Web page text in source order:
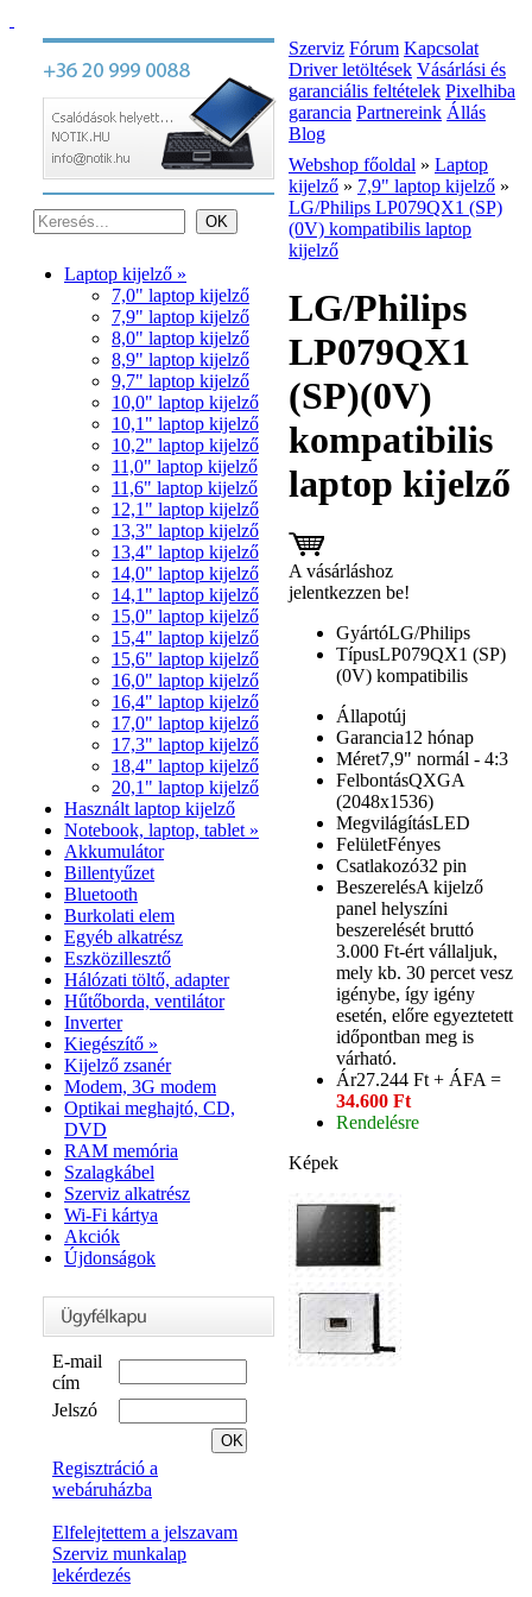
Laptop kijelző »
7,0" laptop kijelző
7,9" laptop kijelző
8,0" laptop kijelző
8,9" laptop kijelző
9,7" laptop kijelző
10,0" laptop kijelző
10,1" laptop kijelző
10,2" laptop kijelző
11,0" laptop kijelző
11,6" laptop kijelző
12,1" laptop kijelző
13,3" laptop kijelző
13,4" laptop kijelző
14,0" laptop kijelző
14,1" laptop kijelző
15,0" laptop kijelző
15,4" laptop kijelző
15,6" laptop kijelző
16,0" laptop kijelző
16,4" laptop kijelző
17,0" laptop kijelző
17,3" laptop kijelző
18,4" laptop kijelző
20,1" laptop kijelző
Használt laptop kijelző
Notebook, laptop, tablet »
Akkumulátor
Billentyűzet
Bluetooth
Burkolati elem
Egyéb alkatrész
Eszközillesztő
Hálózati töltő, adapter
Hűtőborda, ventilátor
Inverter
Kiegészítő »
Kijelző zsanér
Modem, 3G modem
Optikai meghajtó, CD,
DVD
RAM memória
Szalagkábel
Szerviz alkatrész
Wi-Fi kártya
Akciók
Újdonságok
E-mail
cím
Jelszó
Regisztráció a
webáruházba
Elfelejtettem a jelszavam
Szerviz munkalap
lekérdezés
Szerviz Fórum Kapcsolat
Driver letöltések Vásárlási és
garanciális feltételek Pixelhiba
garancia Partnereink Állás
Blog
Webshop főoldal » Laptop
kijelző » 7,9" laptop kijelző »
LG/Philips LP079QX1 (SP)
(0V) kompatibilis laptop
kijelző
LG/Philips
LP079QX1
(SP)(0V)
kompatibilis
laptop kijelző
A vásárláshoz
jelentkezzen be!
GyártóLG/Philips
TípusLP079QX1 (SP)
(0V) kompatibilis
Állapotúj
Garancia12 hónap
Méret7,9" normál - 4:3
FelbontásQXGA
(2048x1536)
MegvilágításLED
FelületFényes
Csatlakozó32 pin
BeszerelésA kijelző
panel helyszíni
beszerelését bruttó
3.000 Ft-ért vállaljuk,
mely kb. 30 percet vesz
igénybe, így igény
esetén, előre egyeztetett
időpontban meg is
várható.
Ár27.244 Ft + ÁFA =
34.600 Ft
Rendelésre
Képek